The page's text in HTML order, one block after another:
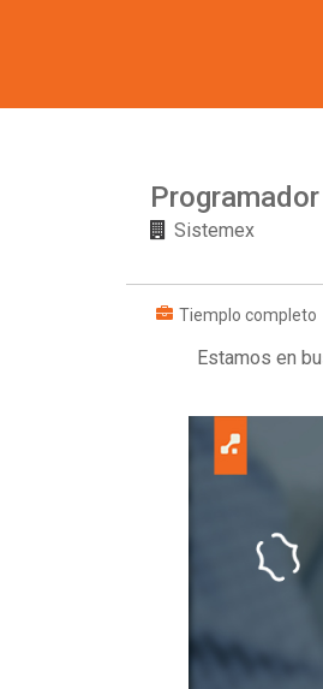
Sistemex
Tiemplo completo
Estamos en